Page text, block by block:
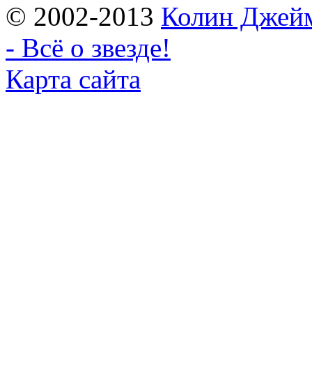
© 2002-2013 Колин
- Всё о звезде!
Карта сайта